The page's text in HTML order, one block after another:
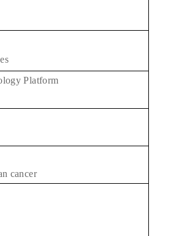
Platform
cancer